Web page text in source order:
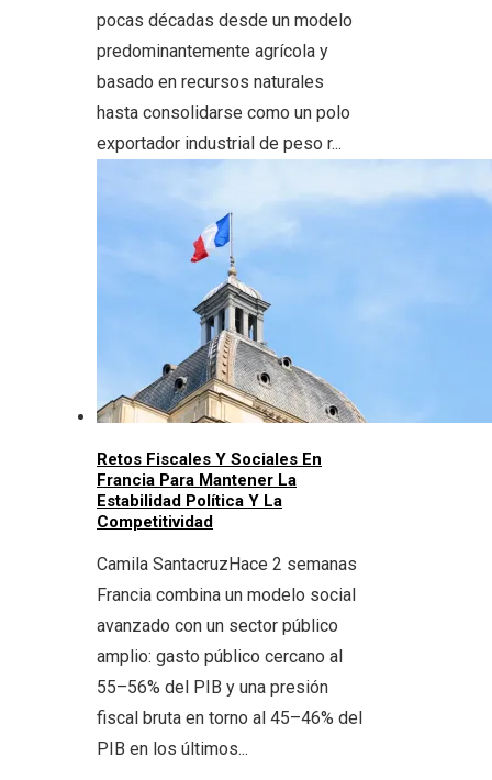
pocas décadas desde un modelo
predominantemente agrícola y
basado en recursos naturales
hasta consolidarse como un polo
exportador industrial de peso r...
Retos Fiscales Y Sociales En
Francia Para Mantener La
Estabilidad Política Y La
Competitividad
Camila SantacruzHace 2 semanas
Francia combina un modelo social
avanzado con un sector público
amplio: gasto público cercano al
55–56% del PIB y una presión
fiscal bruta en torno al 45–46% del
PIB en los últimos...